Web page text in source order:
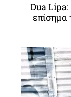
Dua Lipa:
επίσημα